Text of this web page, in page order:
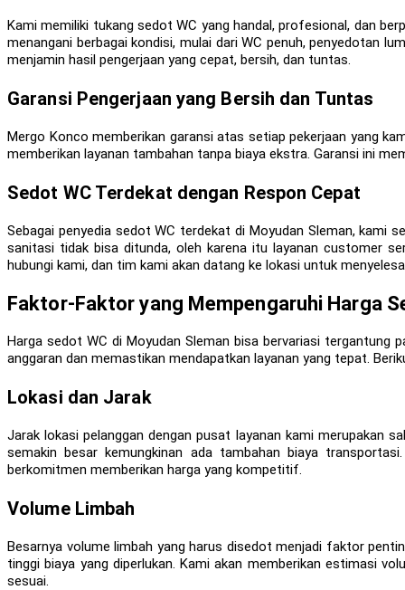
Kami memiliki tukang sedot WC yang handal, profesional, dan
menangani berbagai kondisi, mulai dari WC penuh, penyedotan
menjamin hasil pengerjaan yang cepat, bersih, dan tuntas.
Garansi Pengerjaan yang Bersih dan Tuntas
Mergo Konco memberikan garansi atas setiap pekerjaan yang
memberikan layanan tambahan tanpa biaya ekstra. Garansi ini
Sedot WC Terdekat dengan Respon Cepat
Sebagai penyedia sedot WC terdekat di Moyudan Sleman, kami
sanitasi tidak bisa ditunda, oleh karena itu layanan customer
hubungi kami, dan tim kami akan datang ke lokasi untuk
Faktor-Faktor yang Mempengaruhi Harga
Harga sedot WC di Moyudan Sleman bisa bervariasi
anggaran dan memastikan mendapatkan layanan yang tepat.
Lokasi dan Jarak
Jarak lokasi pelanggan dengan pusat layanan kami merupakan
semakin besar kemungkinan ada tambahan biaya
berkomitmen memberikan harga yang kompetitif.
Volume Limbah
Besarnya volume limbah yang harus disedot menjadi faktor
tinggi biaya yang diperlukan. Kami akan memberikan estimasi
sesuai.